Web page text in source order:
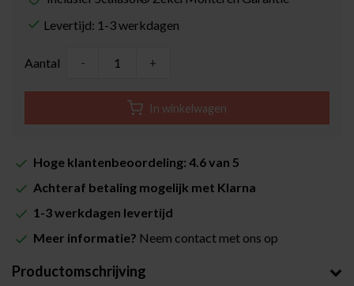
Levertijd: 1-3 werkdagen
Aantal - +
In winkelwagen
Hoge klantenbeoordeling: 4.6 van 5
Achteraf betaling mogelijk met Klarna
1-3 werkdagen levertijd
Meer informatie? Neem contact met ons op
Productomschrijving